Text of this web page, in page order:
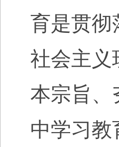
育是贯彻
社会主义
本宗旨、
中学习